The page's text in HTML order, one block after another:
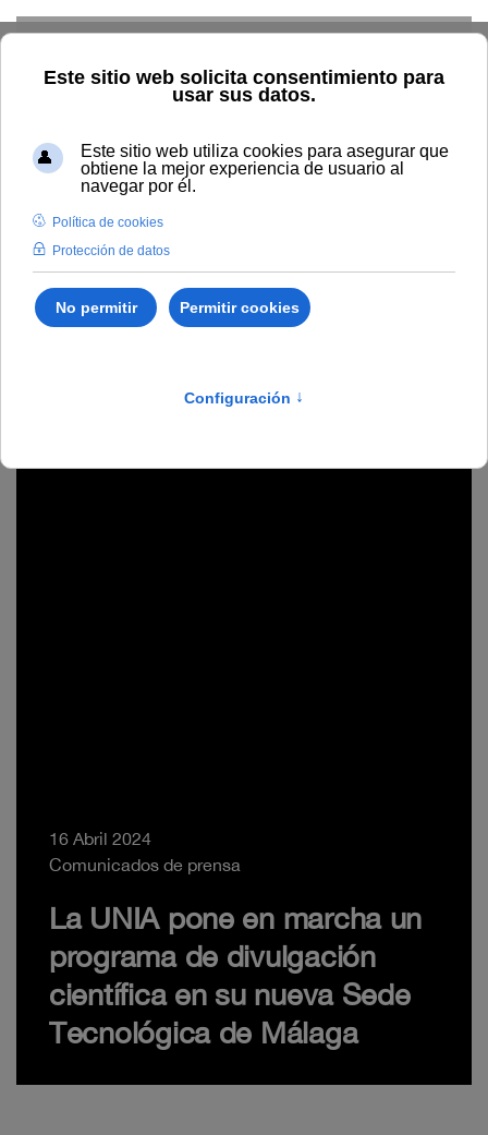
16 Abril 2024
Comunicados de prensa
La UNIA pone en marcha un
programa de divulgación
científica en su nueva Sede
Tecnológica de Málaga